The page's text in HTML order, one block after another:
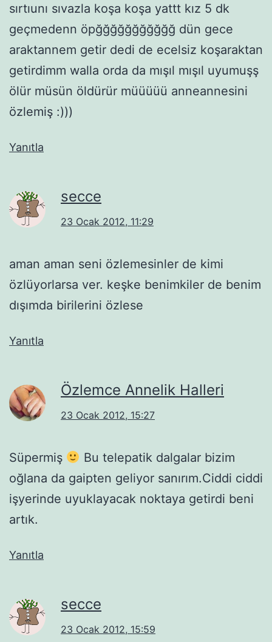
sırtıunı sıvazla koşa koşa yattt kız 5 dk
geçmedenn öpğğğğğğğğğğğ dün gece
araktannem getir dedi de ecelsiz koşaraktan
getirdimm walla orda da mışıl mışıl uyumuşş
ölür müsün öldürür müüüüü anneannesini
özlemiş :)))
Yanıtla
secce
23 Ocak 2012, 11:29
aman aman seni özlemesinler de kimi
özlüyorlarsa ver. keşke benimkiler de benim
dışımda birilerini özlese
Yanıtla
Özlemce Annelik Halleri
23 Ocak 2012, 15:27
Süpermiş
Bu telepatik dalgalar bizim
oğlana da gaipten geliyor sanırım.Ciddi ciddi
işyerinde uyuklayacak noktaya getirdi beni
artık.
Yanıtla
secce
23 Ocak 2012, 15:59